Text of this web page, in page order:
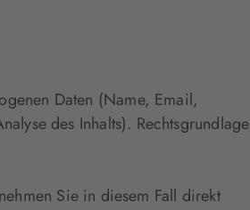
Daten (Name, Email,
des Inhalts). Rechtsgrundlage
Sie in diesem Fall direkt